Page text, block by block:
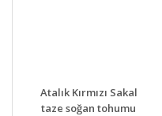
DETAYLAR SEPETE EKLE
Atalık Kırmızı Sakal
taze soğan tohumu